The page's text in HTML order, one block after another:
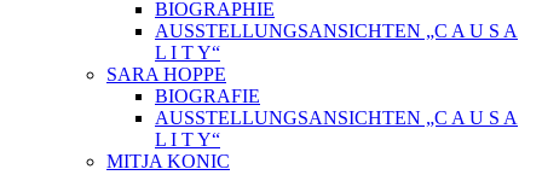
BIOGRAPHIE
AUSSTELLUNGSANSICHTEN „C A U S A
L I T Y“
SARA HOPPE
BIOGRAFIE
AUSSTELLUNGSANSICHTEN „C A U S A
L I T Y“
MITJA KONIC